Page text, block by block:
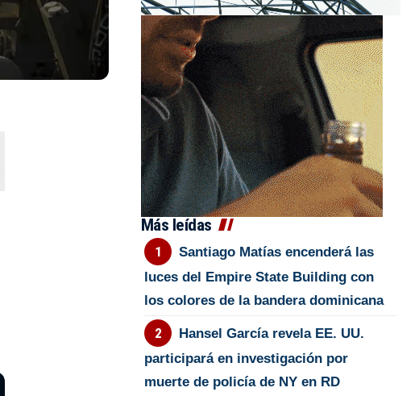
Más leídas
Santiago Matías encenderá las
luces del Empire State Building con
los colores de la bandera dominicana
Hansel García revela EE. UU.
participará en investigación por
muerte de policía de NY en RD